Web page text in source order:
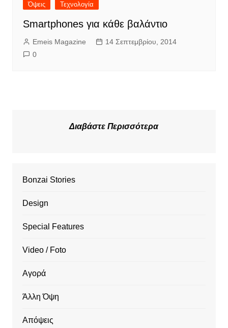
Όψεις Τεχνολογία
Smartphones για κάθε βαλάντιο
Emeis Magazine
14 Σεπτεμβρίου, 2014
0
Διαβάστε Περισσότερα
Bonzai Stories
Design
Special Features
Video / Foto
Αγορά
Άλλη Όψη
Απόψεις